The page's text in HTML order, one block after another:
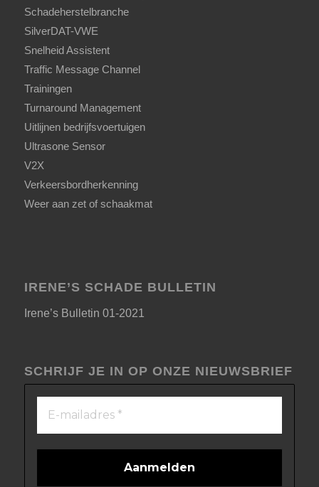
Schadeherstelbranche
SilverDAT-VWE
Snelheid Assistent
Traffic Message Channel
Trainingen
Turnaround Management
Uitlijnen bedrijfsvoertuigen
Ultrasone Sensor
V2X
Verkeersbordherkenning
Weer aan zet of schaakmat
IRENE’S SCHADE BULLETIN
Irene’s Bulletin 01-2021
SCHRIJF JE IN OP ONZE NIEUWSBRIEF